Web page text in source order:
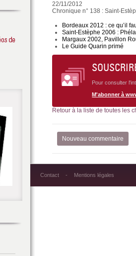
22/11/2012
Chronique n° 138 : Saint-
Bordeaux 2012 : ce qu’il
Saint-Estèphe 2006 :
Margaux 2002, Pavillon
Le Guide Quarin primé
Pour consulter
M'abonner à
Retour à la liste de toutes les
Nouveau commentaire
Contact Mentions légales